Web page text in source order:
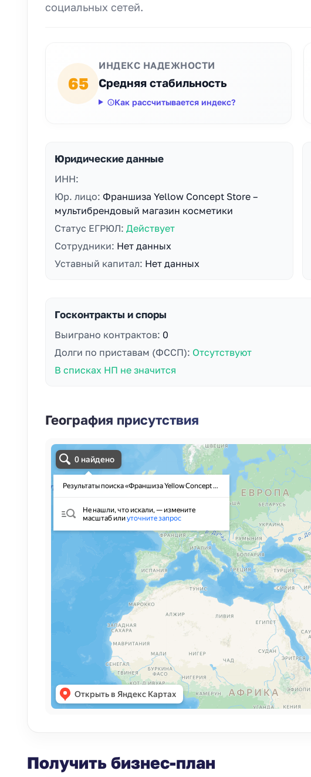
социальных сетей.
65
ИНДЕКС НАДЕЖНОСТИ
Средняя стабильность
Как рассчитывается индекс?
Юридические данные
ИНН:
Юр. лицо: Франшиза Yellow Concept Store –
мультибрендовый магазин косметики
Статус ЕГРЮЛ: Действует
Сотрудники: Нет данных
Уставный капитал: Нет данных
Госконтракты и споры
Выиграно контрактов: 0
Долги по приставам (ФССП): Отсутствуют
В списках НП не значится
География присутствия
Получить бизнес-план